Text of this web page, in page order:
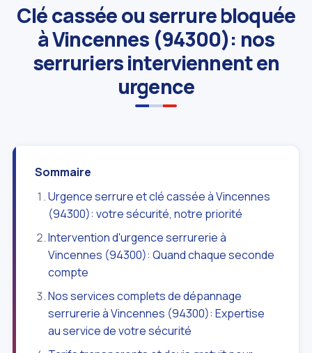
Clé cassée ou serrure bloquée
à Vincennes (94300): nos
serruriers interviennent en
urgence
Sommaire
Urgence serrure et clé cassée à Vincennes
(94300): votre sécurité, notre priorité
Intervention d'urgence serrurerie à
Vincennes (94300): Quand chaque seconde
compte
Nos services complets de dépannage
serrurerie à Vincennes (94300): Expertise
au service de votre sécurité